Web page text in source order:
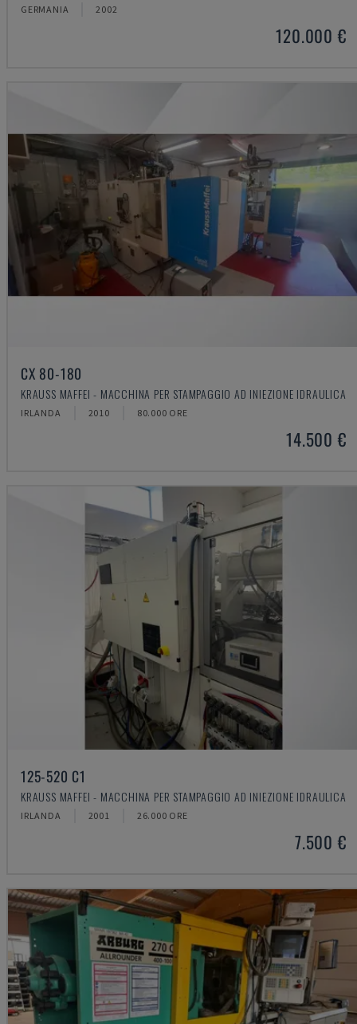
GERMANIA 2002
120.000 €
CX 80-180
KRAUSS MAFFEI - MACCHINA PER STAMPAGGIO AD INIEZIONE IDRAULICA
IRLANDA 2010 80.000 ORE
14.500 €
125-520 C1
KRAUSS MAFFEI - MACCHINA PER STAMPAGGIO AD INIEZIONE IDRAULICA
IRLANDA 2001 26.000 ORE
7.500 €